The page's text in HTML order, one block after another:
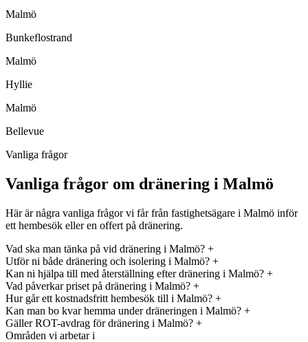
Malmö
Bunkeflostrand
Malmö
Hyllie
Malmö
Bellevue
Vanliga frågor
Vanliga frågor om dränering i Malmö
Här är några vanliga frågor vi får från fastighetsägare i Malmö inför
ett hembesök eller en offert på dränering.
Vad ska man tänka på vid dränering i Malmö? +
Utför ni både dränering och isolering i Malmö? +
Kan ni hjälpa till med återställning efter dränering i Malmö? +
Vad påverkar priset på dränering i Malmö? +
Hur går ett kostnadsfritt hembesök till i Malmö? +
Kan man bo kvar hemma under dräneringen i Malmö? +
Gäller ROT-avdrag för dränering i Malmö? +
Områden vi arbetar i